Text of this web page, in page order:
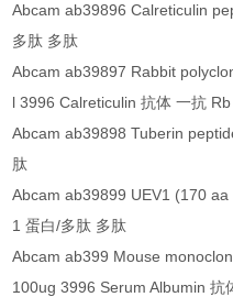
Abcam ab39896 Calreticulin
多肽 多肽
Abcam ab39897 Rabbit
l 3996 Calreticulin 抗体 一抗
Abcam ab39898 Tuberin
肽
Abcam ab39899 UEV1 (170
1 蛋白/多肽 多肽
Abcam ab399 Mouse
100ug 3996 Serum Albumin 抗